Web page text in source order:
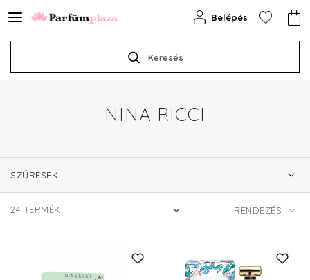
Keresés
Belépés
NINA RICCI
SZŰRÉSEK
24 TERMÉK